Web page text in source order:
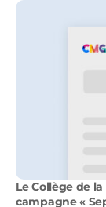
Le Collège de
campagne «